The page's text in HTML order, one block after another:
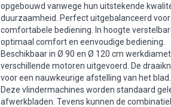
opgebouwd vanwege hun uitstekende
duurzaamheid. Perfect uitgebalanceerd
comfortabele bediening. In hoogte
optimaal comfort en eenvoudige bediening.
Beschikbaar in Ø 90 en Ø 120 cm
verschillende motoren uitgevoerd. De
voor een nauwkeurige afstelling van het blad.
Deze vlindermachines worden standaard
afwerkbladen. Tevens kunnen de